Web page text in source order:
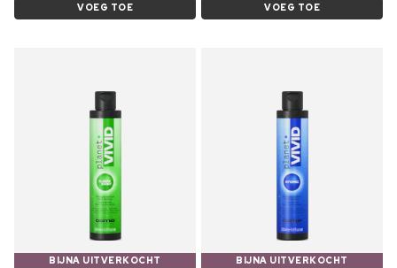
VOEG TOE VOEG TOE
BIJNA UITVERKOCHT
BIJNA UITVERKOCHT